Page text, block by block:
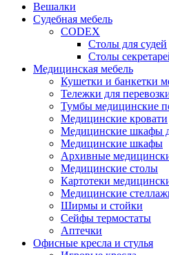
Вешалки
Судебная мебель
CODEX
Столы для судей
Столы
Медицинская мебель
Кушетки и банкетки
Тележки для
Тумбы медицинские
Медицинские кровати
Медицинские шкафы
Медицинские шкафы
Архивные
Медицинские столы
Картотеки
Медицинские
Ширмы и стойки
Сейфы термостаты
Аптечки
Офисные кресла и стулья